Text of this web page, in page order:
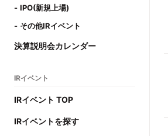
IPO(新規上場)
その他IRイベント
決算説明会カレンダー
IRイベント
IRイベント TOP
IRイベントを探す